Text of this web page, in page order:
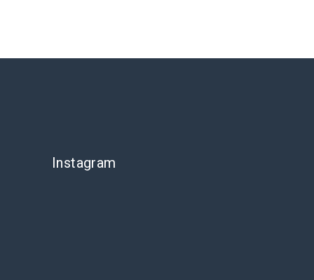
Instagram